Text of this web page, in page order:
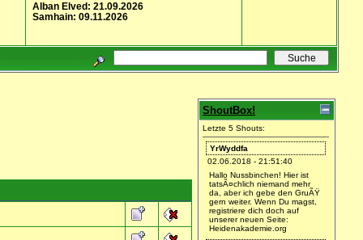
Alban Elved: 21.09.2026
Samhain: 09.11.2026
ShoutBox!
Letzte 5 Shouts:
YrWyddfa
02.06.2018 - 21:51:40
Hallo Nussbinchen! Hier ist
tatsÃ¤chlich niemand mehr
da, aber ich gebe den GruÃŸ
gern weiter. Wenn Du magst,
registriere dich doch auf
unserer neuen Seite:
Heidenakademie.org